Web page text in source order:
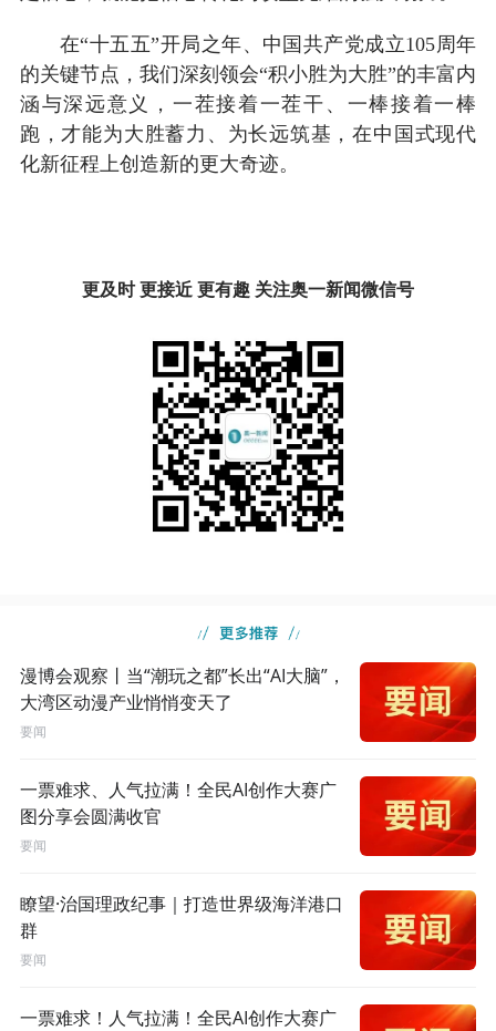
在“十五五”开局之年、中国共产党成立105周年
的关键节点，我们深刻领会“积小胜为大胜”的丰富内
涵与深远意义，一茬接着一茬干、一棒接着一棒
跑，才能为大胜蓄力、为长远筑基，在中国式现代
化新征程上创造新的更大奇迹。
更及时 更接近 更有趣 关注奥一新闻微信号
漫博会观察丨当“潮玩之都”长出“AI大脑”，
大湾区动漫产业悄悄变天了
要闻
一票难求、人气拉满！全民AI创作大赛广
图分享会圆满收官
要闻
瞭望·治国理政纪事｜打造世界级海洋港口
群
要闻
一票难求！人气拉满！全民AI创作大赛广